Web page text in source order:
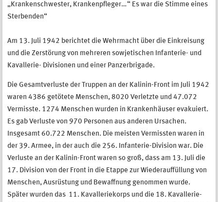
„Krankenschwester, Krankenpfleger…“ Es war die Stimme eines
Sterbenden“
Am 13. Juli 1942 berichtet die Wehrmacht über die Einkreisung
und die Zerstörung von mehreren sowjetischen Infanterie- und
Kavallerie- Divisionen und einer Panzerbrigade.
Die Gesamtverluste der Truppen an der Kalinin-Front im Juli 1942
waren 4386 getötete Menschen, 8020 Verletzte und 47.072
Vermisste. 1274 Menschen wurden in Krankenhäuser evakuiert.
Es gab Verluste von 970 Personen aus anderen Ursachen.
Insgesamt 60.722 Menschen. Die meisten Vermissten waren in
der 39. Armee, in der auch die 256. Infanterie-Division war. Die
Verluste an der Kalinin-Front waren so groß, dass am 13. Juli die
17. Division von der Front in die Etappe zur Wiederauffüllung von
Menschen, Ausrüstung und Bewaffnung genommen wurde.
Später wurden das 11. Kavalleriekorps und die 18. Kavallerie-